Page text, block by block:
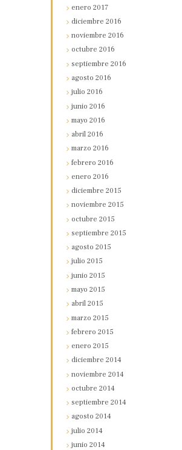
enero2017
diciembre2016
noviembre2016
octubre2016
septiembre2016
agosto2016
julio2016
junio2016
mayo2016
abril2016
marzo2016
febrero2016
enero2016
diciembre2015
noviembre2015
octubre2015
septiembre2015
agosto2015
julio2015
junio2015
mayo2015
abril2015
marzo2015
febrero2015
enero2015
diciembre2014
noviembre2014
octubre2014
septiembre2014
agosto2014
julio2014
junio2014